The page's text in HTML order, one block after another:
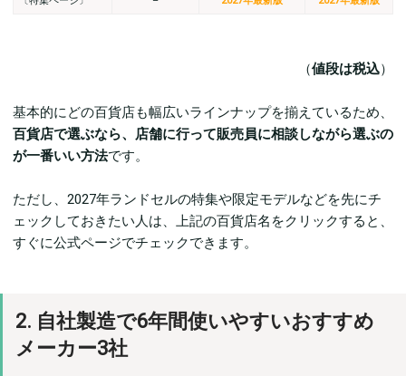
（値段は税込）
基本的にどの百貨店も幅広いラインナップを揃えているため、
百貨店で選ぶなら、店舗に行って販売員に相談しながら選ぶの
が一番いい方法です。
ただし、2027年ランドセルの特集や限定モデルなどを先にチ
ェックしておきたい人は、上記の百貨店名をクリックすると、
すぐに公式ページでチェックできます。
2. 自社製造で6年間使いやすいおすすめ
メーカー3社